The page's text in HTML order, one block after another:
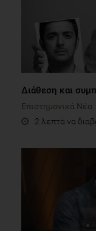
Διάθεση και
Επιστημονικά Νέα
2 λεπτά να